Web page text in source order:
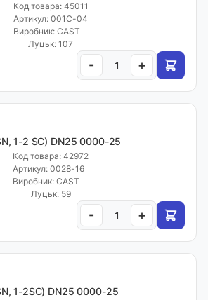
Код товара: 45011
Артикул: 001C-04
Виробник: CAST
Луцьк: 107
- +
1-2 SC) DN25 0000-25
Код товара: 42972
Артикул: 0028-16
Виробник: CAST
Луцьк: 59
- +
1-2SC) DN25 0000-25